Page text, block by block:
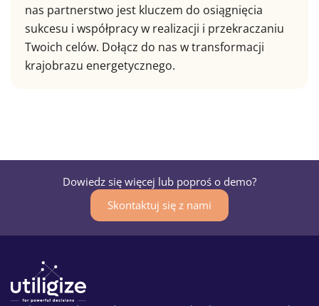
nas partnerstwo jest kluczem do osiągnięcia
sukcesu i współpracy w realizacji i przekraczaniu
Twoich celów. Dołącz do nas w transformacji
krajobrazu energetycznego.
Dowiedz się więcej lub poproś o demo?
Skontaktuj się z nami